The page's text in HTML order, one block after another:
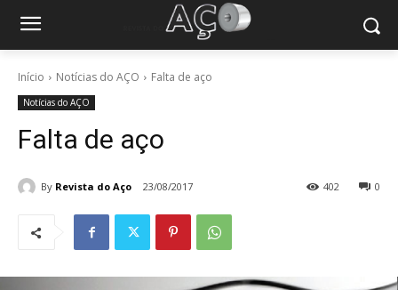
Início Notícias do AÇO Falta de aço
Notícias do AÇO
Falta de aço
By Revista do Aço 23/08/2017 0
402